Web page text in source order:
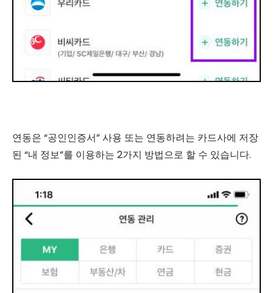
연동은 “공인인증서” 사용 또는 연동하려는 카드사에 저장
된 “내 정보”를 이용하는 2가지 방법으로 할 수 있습니다.